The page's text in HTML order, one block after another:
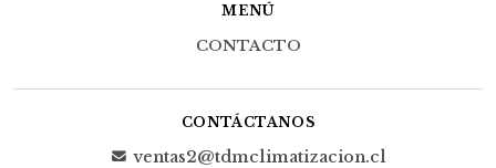
MENÚ
CONTACTO
CONTÁCTANOS
ventas2@tdmclimatizacion.cl